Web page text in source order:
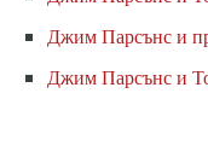
Джим Парсънс и
Джим Парсънс и